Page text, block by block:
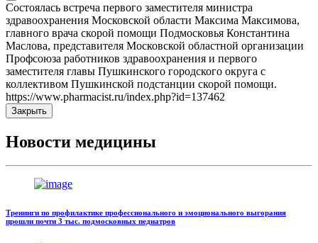
Состоялась встреча первого заместителя министра
здравоохранения Московской области Максима Максимова,
главного врача скорой помощи Подмосковья Константина
Маслова, представителя Московской областной организации
Профсоюза работников здравоохранения и первого
заместителя главы Пушкинского городского округа с
коллективом Пушкинской подстанции скорой помощи.
https://www.pharmacist.ru/index.php?id=137462
Закрыть
Новости медицины
Тренинги по профилактике профессионального и эмоционального выгорания
прошли почти 3 тыс. подмосковных педиатров